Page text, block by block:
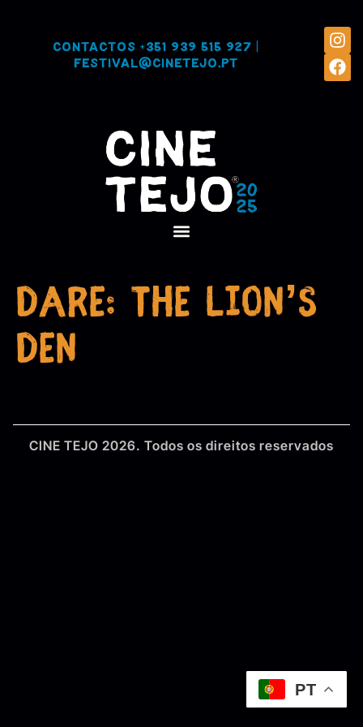
Contactos +351 939 515 927
festival@cinetejo.pt
DARE: THE LION’S
DEN
CINE TEJO 2026. Todos os direitos reservados
PT